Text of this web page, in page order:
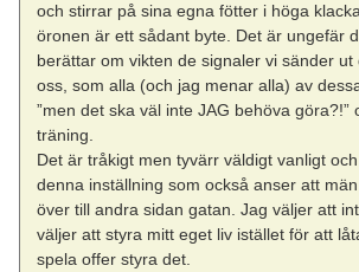
och stirrar på sina egna fötter i höga
öronen är ett sådant byte. Det är ungefär
berättar om vikten de signaler vi sänder
oss, som alla (och jag menar alla) av
”men det ska väl inte JAG behöva göra?!”
träning.
Det är tråkigt men tyvärr väldigt vanligt
denna inställning som också anser att
över till andra sidan gatan. Jag väljer att
väljer att styra mitt eget liv istället för att
spela offer styra det.